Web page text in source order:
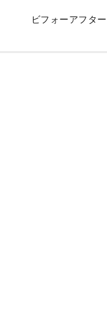
ビフォーアフター